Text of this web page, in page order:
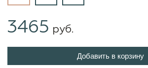
3465 руб.
Добавить в корзину